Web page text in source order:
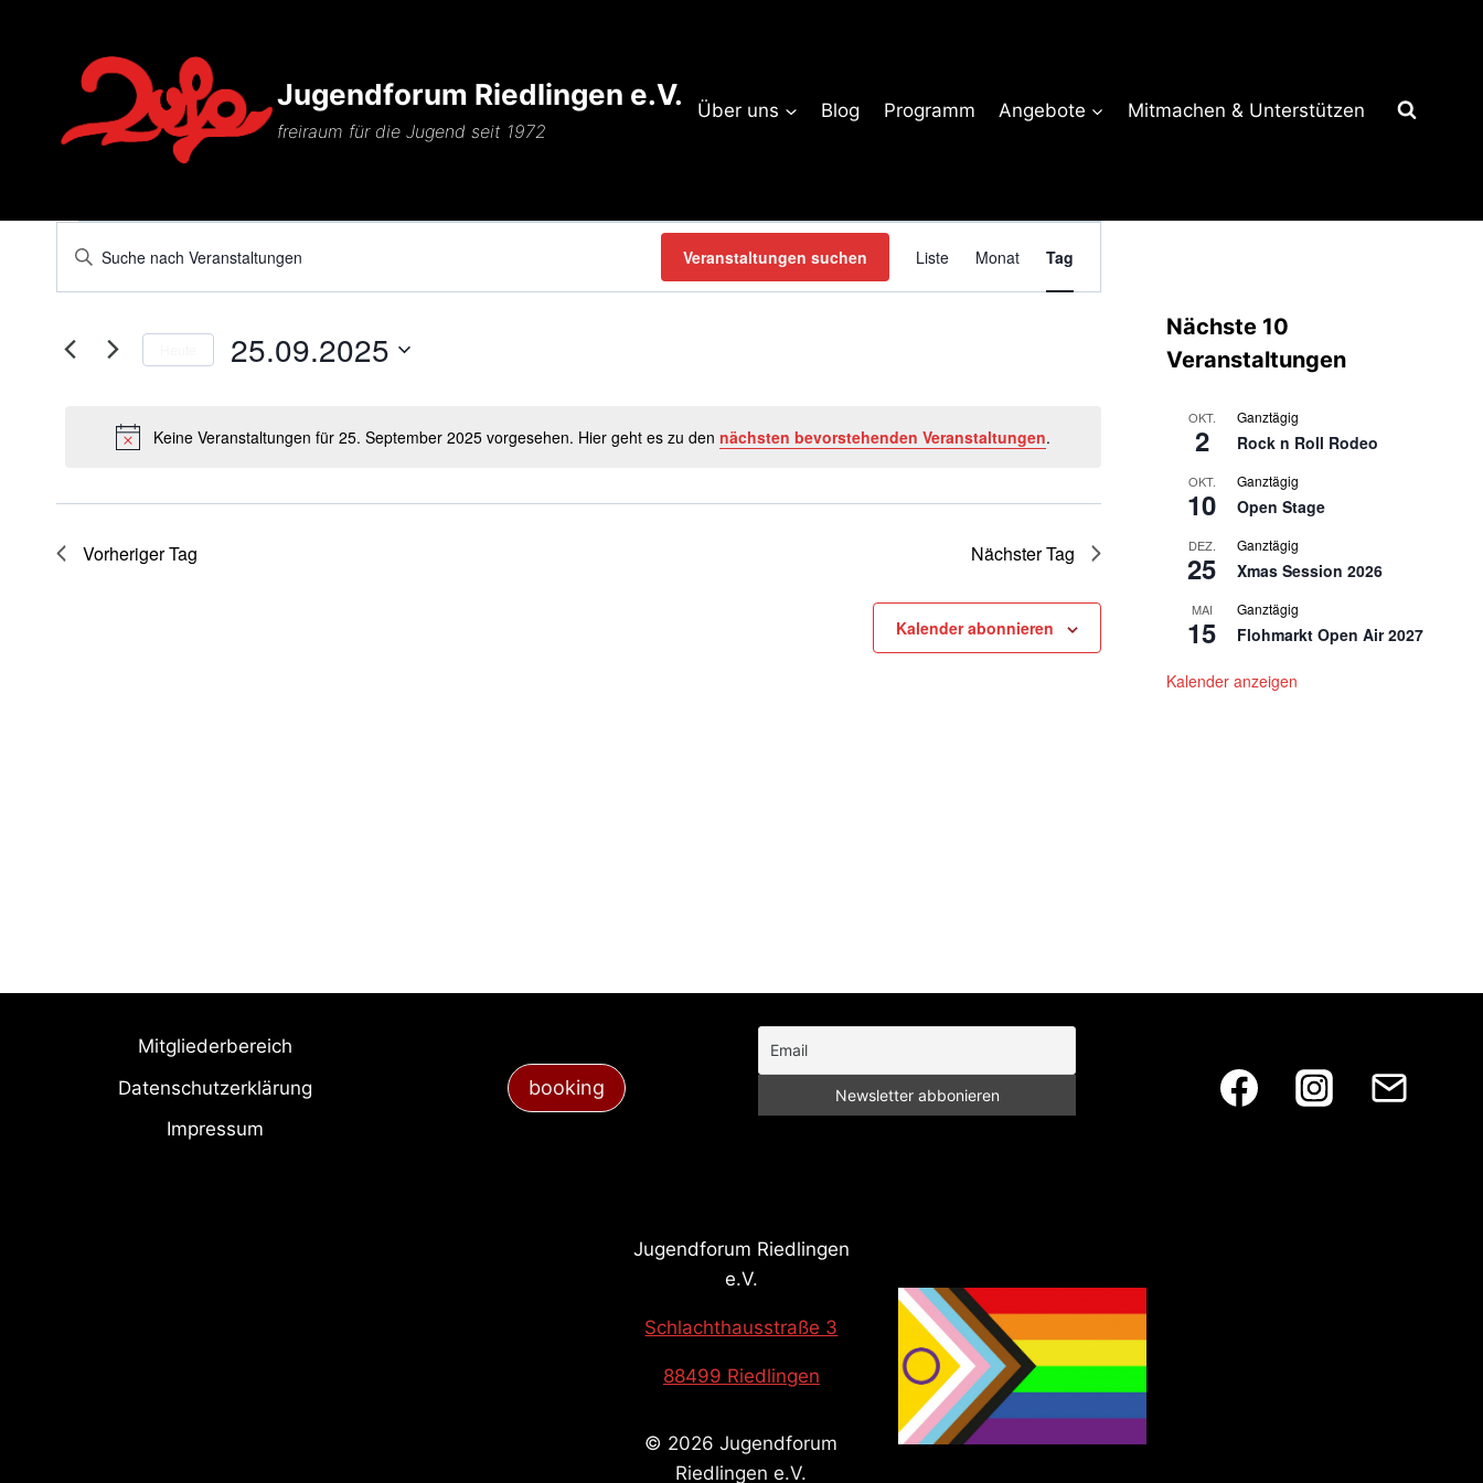
Jugendforum Riedlingen e.V.
freiraum für die Jugend seit 1972
Über uns Blog Programm Angebote Mitmachen & Unterstützen
Veranstaltungen
25.
September
Hinweis
Keine Veranstaltungen für 25. September 2025 vorgesehen. Hier geht es zu den nächsten bevorstehenden Veranstaltungen.
Veranstaltungen
Suche
und
Navigation
Bitte
Suche
Schlüsselwort.
Veranstaltungen suchen
Ansichten-
Liste Monat Tag
25.09.2025
Vorheriger Tag Nächster Tag
Kalender abonnieren
Nächste 10
Veranstaltungen
OKT.
2
Ganztägig
Rock n Roll Rodeo
OKT.
10
Ganztägig
Open Stage
DEZ.
25
Ganztägig
Xmas Session 2026
MAI
15
Ganztägig
Flohmarkt Open Air 2027
Kalender anzeigen
Mitgliederbereich
Datenschutzerklärung
Impressum
booking
Jugendforum Riedlingen
e.V.
Schlachthausstraße 3
88499 Riedlingen
© 2026 Jugendforum
Riedlingen e.V.